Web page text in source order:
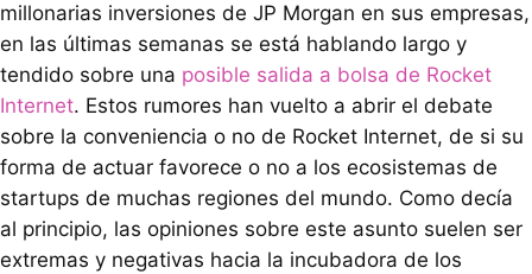
millonarias inversiones de JP Morgan en sus empresas,
en las últimas semanas se está hablando largo y
tendido sobre una posible salida a bolsa de Rocket
Internet. Estos rumores han vuelto a abrir el debate
sobre la conveniencia o no de Rocket Internet, de si su
forma de actuar favorece o no a los ecosistemas de
startups de muchas regiones del mundo. Como decía
al principio, las opiniones sobre este asunto suelen ser
extremas y negativas hacia la incubadora de los